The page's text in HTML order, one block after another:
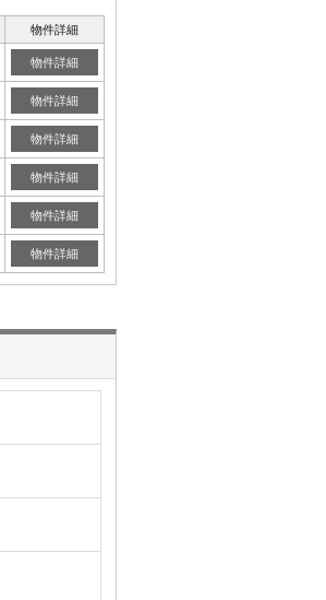
物件詳細
物件詳細
物件詳細
物件詳細
物件詳細
物件詳細
物件詳細